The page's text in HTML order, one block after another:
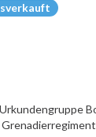
Urkundengruppe
Grenadierregiment